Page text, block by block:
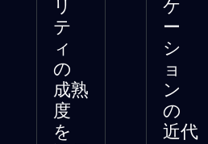
リ
テ
ィ
の
成熟
度
を
ケ
ー
シ
ョ
ン
の
近代